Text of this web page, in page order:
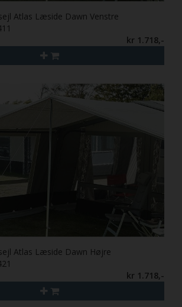
Atlas Læside Dawn Venstre
kr 1.718,-
Atlas Læside Dawn Højre
kr 1.718,-